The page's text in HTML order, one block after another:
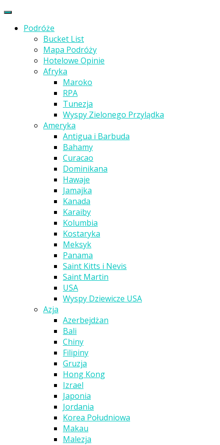
Podróże
Bucket List
Mapa Podróży
Hotelowe Opinie
Afryka
Maroko
RPA
Tunezja
Wyspy Zielonego Przylądka
Ameryka
Antigua i Barbuda
Bahamy
Curacao
Dominikana
Hawaje
Jamajka
Kanada
Karaiby
Kolumbia
Kostaryka
Meksyk
Panama
Saint Kitts i Nevis
Saint Martin
USA
Wyspy Dziewicze USA
Azja
Azerbejdżan
Bali
Chiny
Filipiny
Gruzja
Hong Kong
Izrael
Japonia
Jordania
Korea Południowa
Makau
Malezja